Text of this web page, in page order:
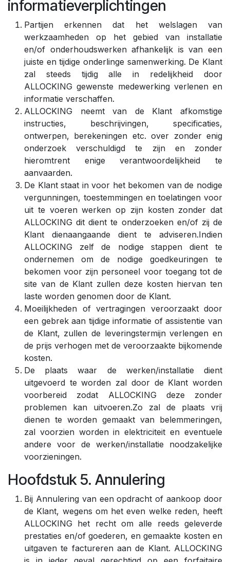
informatieverplichtingen
Partijen erkennen dat het welslagen van
werkzaamheden op het gebied van installatie
en/of onderhoudswerken afhankelijk is van een
juiste en tijdige onderlinge samenwerking. De Klant
zal steeds tijdig alle in redelijkheid door
ALLOCKING gewenste medewerking verlenen en
informatie verschaffen.
ALLOCKING neemt van de Klant afkomstige
instructies, beschrijvingen, specificaties,
ontwerpen, berekeningen etc. over zonder enig
onderzoek verschuldigd te zijn en zonder
hieromtrent enige verantwoordelijkheid te
aanvaarden.
De Klant staat in voor het bekomen van de nodige
vergunningen, toestemmingen en toelatingen voor
uit te voeren werken op zijn kosten zonder dat
ALLOCKING dit dient te onderzoeken en/of zij de
Klant dienaangaande dient te adviseren.Indien
ALLOCKING zelf de nodige stappen dient te
ondernemen om de nodige goedkeuringen te
bekomen voor zijn personeel voor toegang tot de
site van de Klant zullen deze kosten hiervan ten
laste worden genomen door de Klant.
Moeilijkheden of vertragingen veroorzaakt door
een gebrek aan tijdige informatie of assistentie van
de Klant, zullen de leveringstermijn verlengen en
de prijs verhogen met de veroorzaakte bijkomende
kosten.
De plaats waar de werken/installatie dient
uitgevoerd te worden zal door de Klant worden
voorbereid zodat ALLOCKING deze zonder
problemen kan uitvoeren.Zo zal de plaats vrij
dienen te worden gemaakt van belemmeringen,
zal voorzien worden in elektriciteit en eventuele
andere voor de werken/installatie noodzakelijke
voorzieningen.
Hoofdstuk 5. Annulering
Bij Annulering van een opdracht of aankoop door
de Klant, wegens om het even welke reden, heeft
ALLOCKING het recht om alle reeds geleverde
prestaties en/of goederen, en gemaakte kosten en
uitgaven te factureren aan de Klant. ALLOCKING